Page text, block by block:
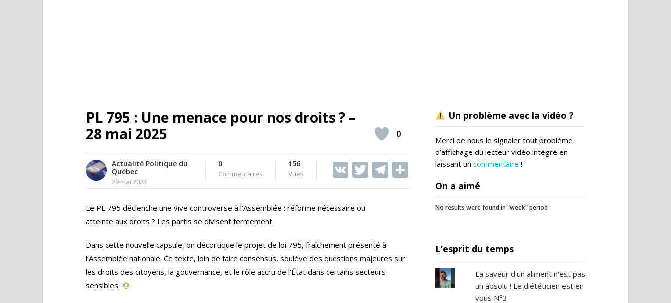
PL 795 : Une menace pour nos droits ? –
28 mai 2025
Actualité Politique du
Québec
29 mai 2025
0
Commentaires
156
Vues V T T
0
Le PL 795 déclenche une vive controverse à l’Assemblée : réforme nécessaire ou
atteinte aux droits ? Les partis se divisent fermement.
Dans cette nouvelle capsule, on décortique le projet de loi 795, fraîchement présenté à
l’Assemblée nationale. Ce texte, loin de faire consensus, soulève des questions majeures sur
les droits des citoyens, la gouvernance, et le rôle accru de l’État dans certains secteurs
sensibles.
Un problème avec la vidéo ?
Merci de nous le signaler tout problème
d’affichage du lecteur vidéo intégré en
laissant un commentaire !
On a aimé
No results were found in "week" period
L’esprit du temps
La saveur d'un aliment n'est pas
un absolu ! Le diététicien est en
vous N°3